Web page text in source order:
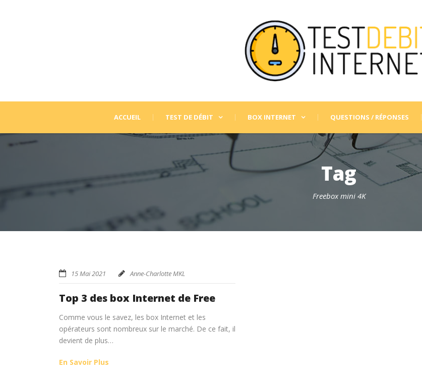
ACCUEIL TEST DE DÉBIT BOX INTERNET QUESTIONS / RÉPONSES
Tag
Freebox mini 4K
15 Mai 2021 Anne-Charlotte MKL
Top 3 des box Internet de Free
Comme vous le savez, les box Internet et les
opérateurs sont nombreux sur le marché. De ce fait, il
devient de plus…
En Savoir Plus